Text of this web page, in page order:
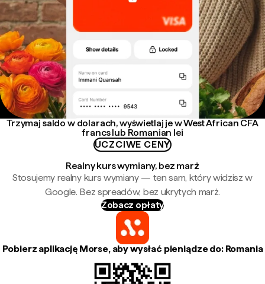
Trzymaj saldo w dolarach, wyświetlaj je w West African CFA
francs lub Romanian lei
UCZCIWE CENY
Realny kurs wymiany, bez marż
Stosujemy realny kurs wymiany — ten sam, który widzisz w
Google. Bez spreadów, bez ukrytych marż.
Zobacz opłaty
Pobierz aplikację Morse, aby wysłać pieniądze do: Romania